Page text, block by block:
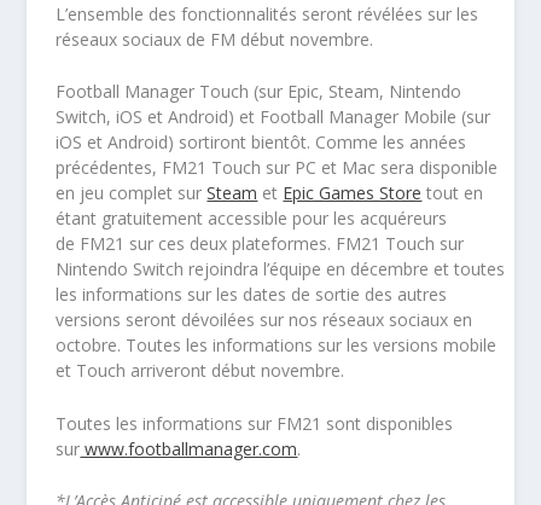
L’ensemble des fonctionnalités seront révélées sur les
réseaux sociaux de FM début novembre.
Football Manager Touch (sur Epic, Steam, Nintendo
Switch, iOS et Android) et Football Manager Mobile (sur
iOS et Android) sortiront bientôt. Comme les années
précédentes, FM21 Touch sur PC et Mac sera disponible
en jeu complet surSteam et Epic Games Store tout en
étant gratuitement accessible pour les acquéreurs
de FM21 sur ces deux plateformes. FM21 Touch sur
Nintendo Switch rejoindra l’équipe en décembre et toutes
les informations sur les dates de sortie des autres
versions seront dévoilées sur nos réseaux sociaux en
octobre. Toutes les informations sur les versions mobile
et Touch arriveront début novembre.
Toutes les informations sur FM21 sont disponibles
sur www.footballmanager.com.